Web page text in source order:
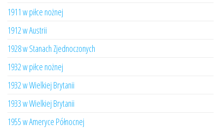
1911 w piłce nożnej
1912 w Austrii
1928 w Stanach Zjednoczonych
1932 w piłce nożnej
1932 w Wielkiej Brytanii
1933 w Wielkiej Brytanii
1955 w Ameryce Północnej